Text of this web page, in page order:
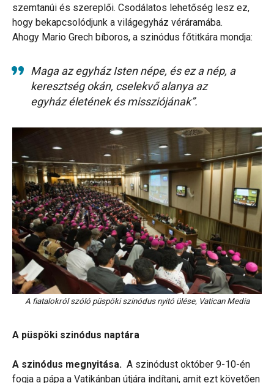
szemtanúi és szereplői. Csodálatos lehetőség lesz ez,
hogy bekapcsolódjunk a világegyház véráramába.
Ahogy Mario Grech bíboros, a szinódus főtitkára mondja:
Maga az egyház Isten népe, és ez a nép, a
keresztség okán, cselekvő alanya az
egyház életének és missziójának”.
A fiatalokról szóló püspöki szinódus nyitó ülése, Vatican Media
A püspöki szinódus naptára
A szinódus megnyitása. A szinódust október 9-10-én
fogja a pápa a Vatikánban útjára indítani, amit ezt követően